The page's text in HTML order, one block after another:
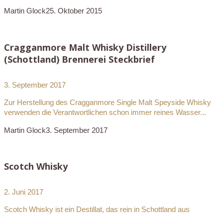
Martin Glock25. Oktober 2015
Cragganmore Malt Whisky Distillery
(Schottland) Brennerei Steckbrief
3. September 2017
Zur Herstellung des Cragganmore Single Malt Speyside Whisky
verwenden die Verantwortlichen schon immer reines Wasser...
Martin Glock3. September 2017
Scotch Whisky
2. Juni 2017
Scotch Whisky ist ein Destillat, das rein in Schottland aus